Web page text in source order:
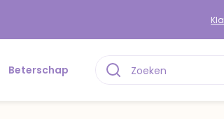
Beterschap